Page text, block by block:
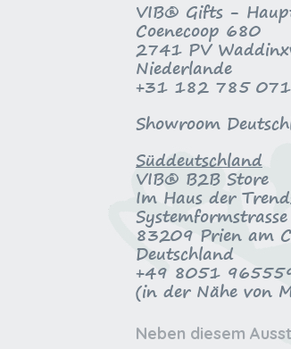
VIB® Gifts -
Coenecoop 680
2741 PV
Niederlande
+31 182 785 071
Showroom
Süddeutschland
VIB® B2B Store
Im Haus der
83209 Prien am
Deutschland
+49 8051
(in der Nähe von
Neben diesem